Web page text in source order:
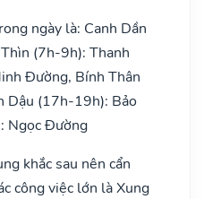
ngày là: Canh Dần
(7h-9h): Thanh
Đường, Bính Thân
Dậu (17h-19h): Bảo
Ngọc Đường
khắc sau nên cẩn
công việc lớn là Xung